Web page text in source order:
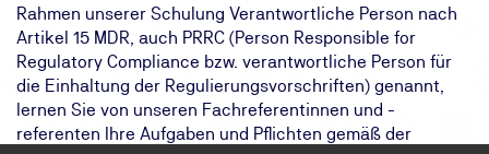
Rahmen unserer Schulung Verantwortliche Person nach
Artikel 15 MDR, auch PRRC (Person Responsible for
Regulatory Compliance bzw. verantwortliche Person für
die Einhaltung der Regulierungsvorschriften) genannt,
lernen Sie von unseren Fachreferentinnen und -
referenten Ihre Aufgaben und Pflichten gemäß der